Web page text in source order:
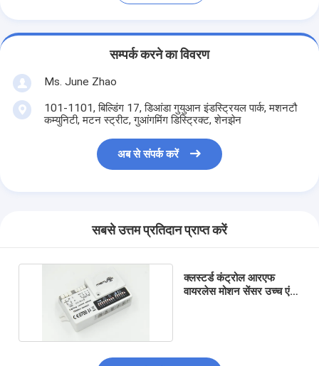
सम्पर्क करने का विवरण
Ms. June Zhao
101-1101, बिल्डिंग 17, डिआंडा गुयुआन इंडस्ट्रियल पार्क, मशनटौ
कम्युनिटी, मटन स्ट्रीट, गुआंगमिंग डिस्ट्रिक्ट, शेनझेन
अब से संपर्क करें
सबसे उत्तम प्रतिदान प्राप्त करें
क्लस्टर्ड कंट्रोल आरएफ
वायरलेस मोशन सेंसर उच्च एंटी